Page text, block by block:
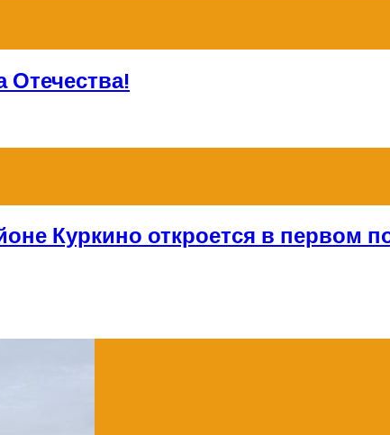
Отечества!
Куркино откроется в первом